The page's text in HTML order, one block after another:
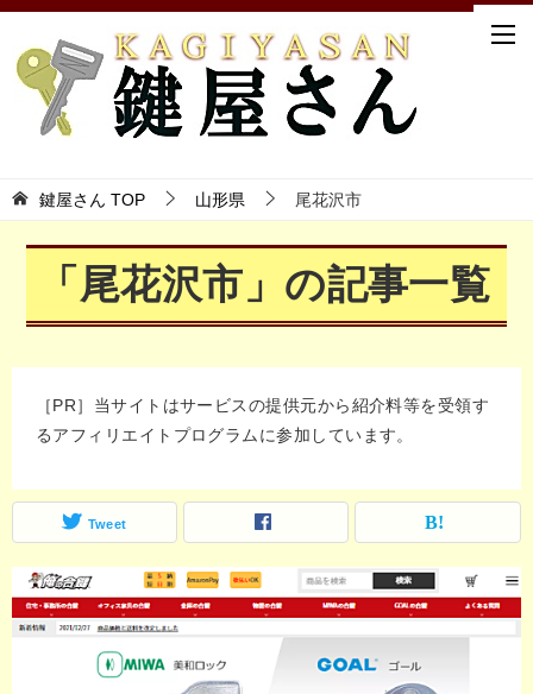
鍵屋さん TOP 山形県 尾花沢市
「尾花沢市」の記事一覧
［PR］当サイトはサービスの提供元から紹介料等を受領す
るアフィリエイトプログラムに参加しています。
Tweet